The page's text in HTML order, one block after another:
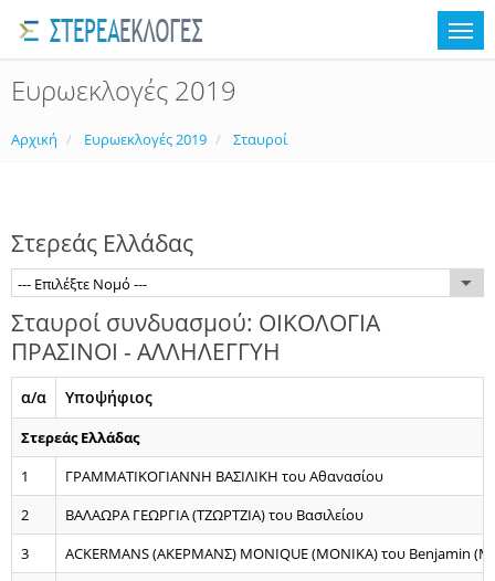
Ευρωεκλογές 2019
Αρχική Ευρωεκλογές 2019 Σταυροί
Στερεάς Ελλάδας
--- Επιλέξτε Νομό ---
Σταυροί συνδυασμού: ΟΙΚΟΛΟΓΙΑ
ΠΡΑΣΙΝΟΙ - ΑΛΛΗΛΕΓΓΥΗ
α/α Υποψήφιος
Στερεάς Ελλάδας
1
ΓΡΑΜΜΑΤΙΚΟΓΙΑΝΝΗ ΒΑΣΙΛΙΚΗ του Αθανασίου
2
ΒΑΛΑΩΡΑ ΓΕΩΡΓΙΑ (ΤΖΩΡΤΖΙΑ) του Βασιλείου
3
ACKERMANS (ΑΚΕΡΜΑΝΣ) MONIQUE (MONIKA) του Benjamin